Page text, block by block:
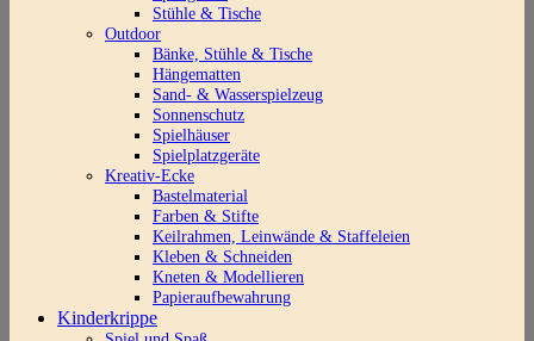
Stühle & Tische
Outdoor
Bänke, Stühle & Tische
Hängematten
Sand- & Wasserspielzeug
Sonnenschutz
Spielhäuser
Spielplatzgeräte
Kreativ-Ecke
Bastelmaterial
Farben & Stifte
Keilrahmen, Leinwände & Staffeleien
Kleben & Schneiden
Kneten & Modellieren
Papieraufbewahrung
Kinderkrippe